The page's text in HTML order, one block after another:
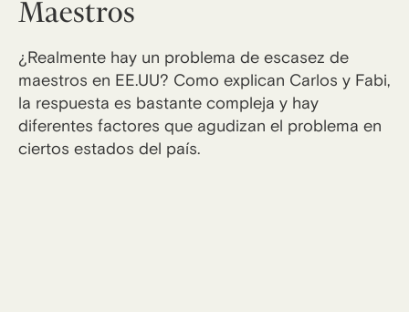
Maestros
¿Realmente hay un problema de escasez de
maestros en EE.UU? Como explican Carlos y Fabi,
la respuesta es bastante compleja y hay
diferentes factores que agudizan el problema en
ciertos estados del país.